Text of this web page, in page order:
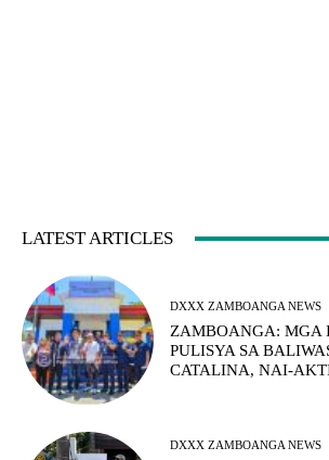
LATEST ARTICLES
DXXX ZAMBOANGA NEWS
ZAMBOANGA: MGA
PULISYA SA
CATALINA, NAI-
DXXX ZAMBOANGA NEWS